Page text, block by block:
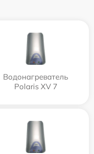
Водонагреватель
Polaris XV 7